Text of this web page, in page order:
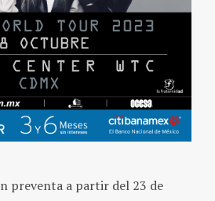
preventa a partir del 23 de